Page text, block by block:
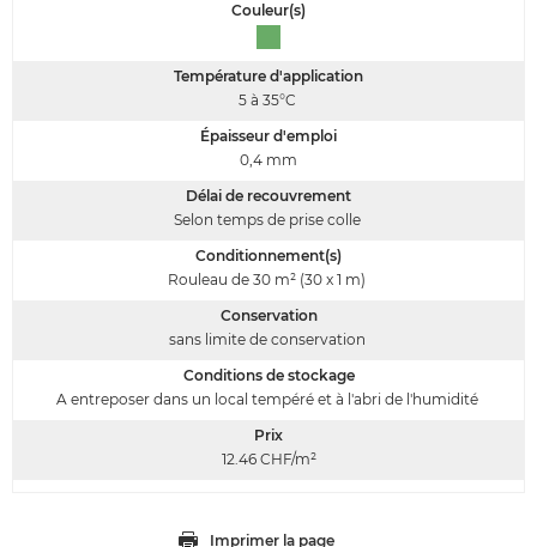
Couleur(s)
Température d'application
5 à 35°C
Épaisseur d'emploi
0,4 mm
Délai de recouvrement
Selon temps de prise colle
Conditionnement(s)
Rouleau de 30 m² (30 x 1 m)
Conservation
sans limite de conservation
Conditions de stockage
A entreposer dans un local tempéré et à l'abri de l'humidité
Prix
12.46 CHF/m²
Imprimer la page